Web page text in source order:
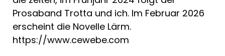
Prosaband Trotta und ich. Im Februar 2026
erscheint die Novelle Lärm.
https://www.cewebe.com